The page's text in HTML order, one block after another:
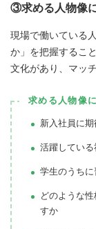
③求める人物像
現場で働いている
か」を把握するこ
文化があり、マッ
求める人物像
新入社員に
活躍してい
学生のうち
どのような
すか